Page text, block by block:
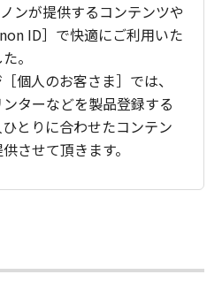
ンが提供するコンテンツや
ID］で快適にご利用いた
。
個人のお客さま］では、
ターなどを製品登録する
とりに合わせたコンテン
させて頂きます。